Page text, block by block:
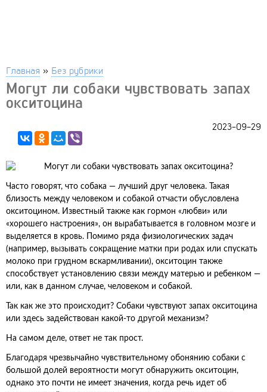
Главная » Без рубрики
Могут ли собаки чувствовать запах
окситоцина
2023-09-29
Часто говорят, что собака — лучший друг человека. Такая
близость между человеком и собакой отчасти обусловлена
окситоцином. Известный также как гормон «любви» или
«хорошего настроения», он вырабатывается в головном мозге и
выделяется в кровь. Помимо ряда физиологических задач
(например, вызывать сокращение матки при родах или спускать
молоко при грудном вскармливании), окситоцин также
способствует установлению связи между матерью и ребенком —
или, как в данном случае, человеком и собакой.
Так как же это происходит? Собаки чувствуют запах окситоцина
или здесь задействован какой-то другой механизм?
На самом деле, ответ не так прост.
Благодаря чрезвычайно чувствительному обонянию собаки с
большой долей вероятности могут обнаружить окситоцин,
однако это почти не имеет значения, когда речь идет об